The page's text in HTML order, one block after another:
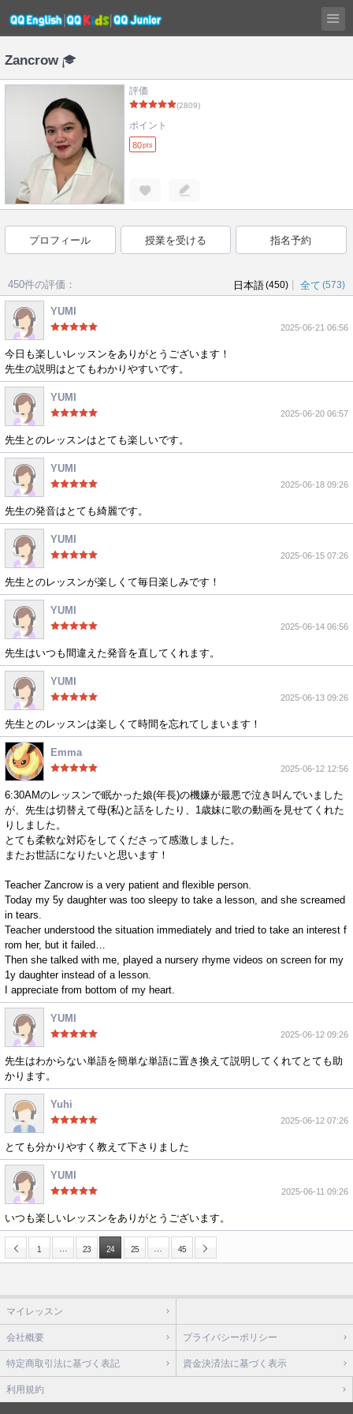
Zancrow
評価
(2809)
ポイント
80pts
プロフィール 授業を受ける 指名予約
450件の評価： 日本語(450) 全て (573)
YUMI
2025-06-21 06:56
今日も楽しいレッスンをありがとうございます！
先生の説明はとてもわかりやすいです。
YUMI
2025-06-20 06:57
先生とのレッスンはとても楽しいです。
YUMI
2025-06-18 09:26
先生の発音はとても綺麗です。
YUMI
2025-06-15 07:26
先生とのレッスンが楽しくて毎日楽しみです！
YUMI
2025-06-14 06:56
先生はいつも間違えた発音を直してくれます。
YUMI
2025-06-13 09:26
先生とのレッスンは楽しくて時間を忘れてしまいます！
Emma
2025-06-12 12:56
6:30AMのレッスンで眠かった娘(年長)の機嫌が最悪で泣き叫んでいました
が、先生は切替えて母(私)と話をしたり、1歳妹に歌の動画を見せてくれた
りしました。
とても柔軟な対応をしてくださって感激しました。
またお世話になりたいと思います！
Teacher Zancrow is a very patient and flexible person.
Today my 5y daughter was too sleepy to take a lesson, and she screamed
in tears.
Teacher understood the situation immediately and tried to take an interest f
rom her, but it failed…
Then she talked with me, played a nursery rhyme videos on screen for my
1y daughter instead of a lesson.
I appreciate from bottom of my heart.
YUMI
2025-06-12 09:26
先生はわからない単語を簡単な単語に置き換えて説明してくれてとても助
かります。
Yuhi
2025-06-12 07:26
とても分かりやすく教えて下さりました
YUMI
2025-06-11 09:26
いつも楽しいレッスンをありがとうございます。
1 23 24 25 45
マイレッスン
会社概要 プライバシーポリシー
特定商取引法に基づく表記 資金決済法に基づく表示
利用規約